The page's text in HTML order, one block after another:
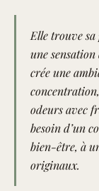
Elle trouve
une sensation
crée une
odeurs avec
besoin d’un
bien-être, à
originaux.